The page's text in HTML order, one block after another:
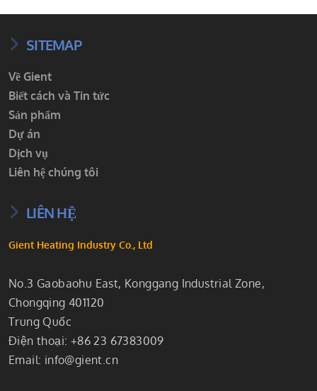
SITEMAP
Về Gient
Biết cách và Tin tức
Sản phẩm
Dự án
Dịch vụ
Liên hệ chúng tôi
LIÊN HỆ
Gient Heating Industry Co., Ltd
No.3 Gaobaohu East, Konggang Industrial Zone,
Chongqing 401120
Trung Quốc
Điện thoại: +86 23 67383009
Email: info@gient.cn